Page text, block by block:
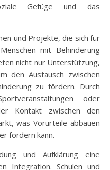
Gefüge und das
und Projekte, die sich für
mit Behinderung
nicht nur Unterstützung,
den Austausch zwischen
zu fördern. Durch
oder
Kontakt zwischen den
was Vorurteile abbauen
fördern kann.
und Aufklärung eine
Integration. Schulen und